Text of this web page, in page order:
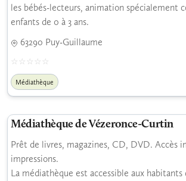
les bébés-lecteurs, animation spécialement
enfants de 0 à 3 ans.
63290 Puy-Guillaume
Médiathèque
Médiathèque de Vézeronce-Curtin
Prêt de livres, magazines, CD, DVD. Accès
impressions.
La médiathèque est accessible aux habitants